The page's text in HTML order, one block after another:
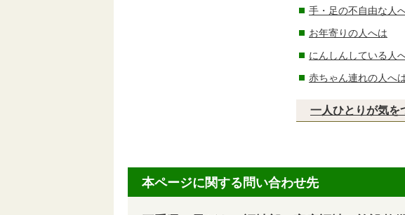
手・足の不自由な人
お年寄りの人へは
にんしんしている人
赤ちゃん連れの人へ
一人ひとりが気を
本ページに関する問い合わせ先